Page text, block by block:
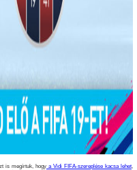
is megírtuk, hogy a Vidi FIFA-szereplése kacsa lehet